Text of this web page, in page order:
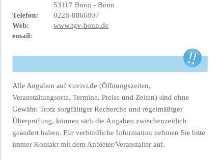
53117 Bonn - Bonn
Telefon:
0228-8866807
Web:
www.tgv-bonn.de
email:
Alle Angaben auf vuvivi.de (Öffnungszeiten,
Veranstaltungsorte, Termine, Preise und Zeiten) sind ohne
Gewähr. Trotz sorgfältiger Recherche und regelmäßiger
Überprüfung, können sich die Angaben zwischenzeitlich
geändert haben. Für verbindliche Information nehmen Sie bitte
immer Kontakt mit dem Anbieter/Veranstalter auf.